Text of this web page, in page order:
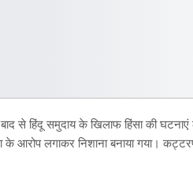
से हिंदू समुदाय के खिलाफ हिंसा की घटनाएं
आरोप लगाकर निशाना बनाया गया।